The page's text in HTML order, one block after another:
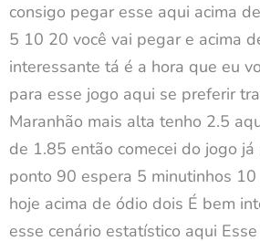
consigo pegar esse aqui acima
5 10 20 você vai pegar e acima
interessante tá é a hora que eu
para esse jogo aqui se preferir
Maranhão mais alta tenho 2.5
de 1.85 então comecei do jogo
ponto 90 espera 5 minutinhos
hoje acima de ódio dois É bem
esse cenário estatístico aqui